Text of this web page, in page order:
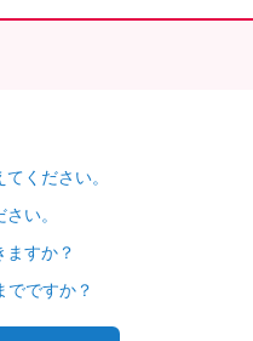
ください。
い。
ますか？
でですか？